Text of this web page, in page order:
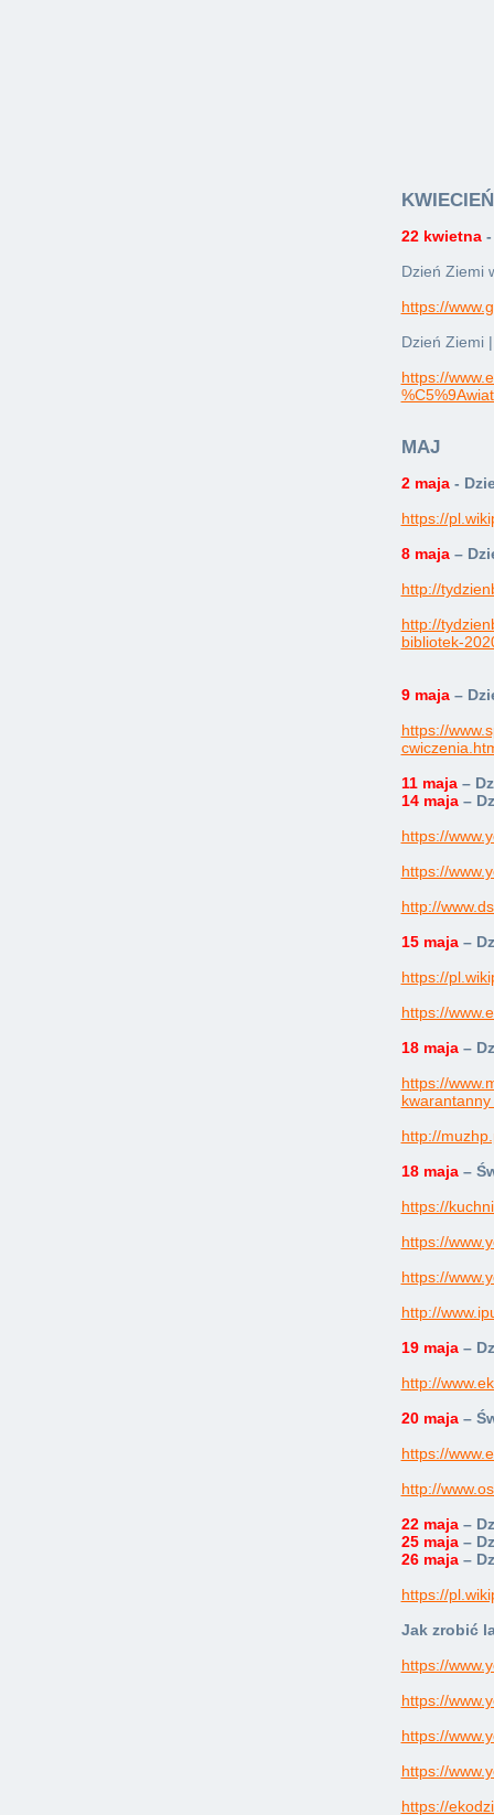
KWIECIEŃ
22 kwietna-
Dzień Ziemi
https://
Dzień Ziemi
https://
MAJ
2 maja-
https://
8 maja –
http://
http://
bibliotek-
9 maja –
https://
11 maja –
14 maja –
https://
https://
http://
15 maja –
https://
https://
18 maja –
https://
kwarantanny
http://
18 maja –
https://
https://
https://
http://
19 maja –
http://
20 maja –
https://
http://
22 maja –
25 maja –
26 maja –
https://
Jak zrobić
https://
https://
https://
https://
https://